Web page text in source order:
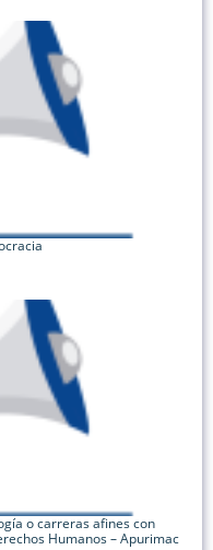
o carreras afines con
Humanos – Apurimac